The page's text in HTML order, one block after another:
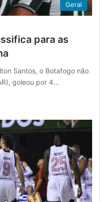
Geral
para as
Santos, o Botafogo não
goleou por 4…